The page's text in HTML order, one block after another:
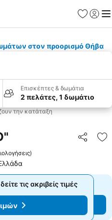
στον προορισμό Θήβα
Επισκέπτες & δωμάτια
2 πελάτες, 1 δωμάτιο
την κατάταξη
)
τις ακριβείς τιμές
τιμών
τις ακριβείς τιμές